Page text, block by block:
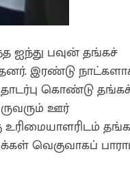
ஐந்து பவுன் தங்கச்
இரண்டு
கொண்டு
ஊர்
வெகுவாகப்